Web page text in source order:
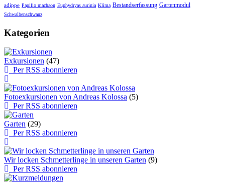
adippe Papilio machaon Euphydryas aurinia Klima Bestandserfassung Gartenmodul
Schwalbenschwanz
Kategorien
Exkursionen (47)
Per RSS abonnieren
Fotoexkursionen von Andreas Kolossa (5)
Per RSS abonnieren
Garten (29)
Per RSS abonnieren
Wir locken Schmetterlinge in unseren Garten (9)
Per RSS abonnieren